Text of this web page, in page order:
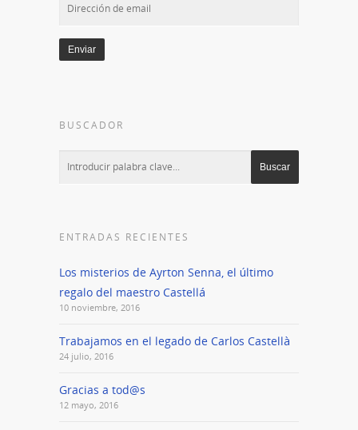
email
Enviar
BUSCADOR
ENTRADAS RECIENTES
Los misterios de Ayrton Senna, el último
regalo del maestro Castellá
10 noviembre, 2016
Trabajamos en el legado de Carlos Castellà
24 julio, 2016
Gracias a tod@s
12 mayo, 2016